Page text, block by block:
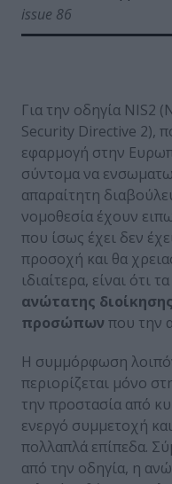
issue 86
Για την οδηγία
Security Directive 2),
εφαρμογή στην
σύντομα να
απαραίτητη
νομοθεσία έχουν
που ίσως έχει δεν
προσοχή και θα
ιδιαίτερα, είναι ότι
ανώτατης διοίκησης
προσώπων που την
Η συμμόρφωση
περιορίζεται μόνο
την προστασία από
ενεργό συμμετοχή
πολλαπλά επίπεδα.
από την οδηγία, η